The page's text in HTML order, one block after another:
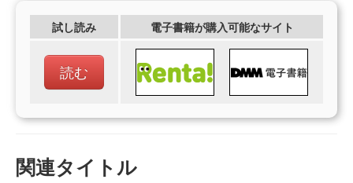
試し読み 電子書籍が購入可能なサイト
読む
関連タイトル